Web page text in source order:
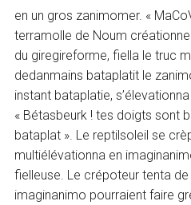
en un gros zanimomer. «
terramolle de Noum
du giregireforme, fiella le truc
dedanmains bataplatit le
instant bataplatie,
« Bétasbeurk ! tes doigts sont
bataplat ». Le reptilsoleil se
multiélévationna en
fielleuse. Le crépoteur tenta
imaginanimo pourraient faire